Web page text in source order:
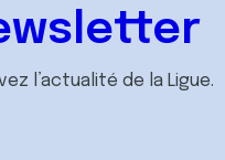
l’actualité de la Ligue.